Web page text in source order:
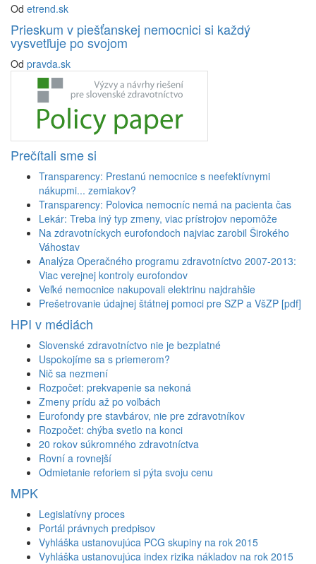
Od etrend.sk
Prieskum v piešťanskej nemocnici si každý
vysvetľuje po svojom
Od pravda.sk
Prečítali sme si
Transparency: Prestanú nemocnice s neefektívnymi
nákupmi... zemiakov?
Transparency: Polovica nemocníc nemá na pacienta čas
Lekár: Treba iný typ zmeny, viac prístrojov nepomôže
Na zdravotníckych eurofondoch najviac zarobil Širokého
Váhostav
Analýza Operačného programu zdravotníctvo 2007-2013:
Viac verejnej kontroly eurofondov
Veľké nemocnice nakupovali elektrinu najdrahšie
Prešetrovanie údajnej štátnej pomoci pre SZP a VšZP [pdf]
HPI v médiách
Slovenské zdravotníctvo nie je bezplatné
Uspokojíme sa s priemerom?
Nič sa nezmení
Rozpočet: prekvapenie sa nekoná
Zmeny prídu až po voľbách
Eurofondy pre stavbárov, nie pre zdravotníkov
Rozpočet: chýba svetlo na konci
20 rokov súkromného zdravotníctva
Rovní a rovnejší
Odmietanie reforiem si pýta svoju cenu
MPK
Legislatívny proces
Portál právnych predpisov
Vyhláška ustanovujúca PCG skupiny na rok 2015
Vyhláška ustanovujúca index rizika nákladov na rok 2015